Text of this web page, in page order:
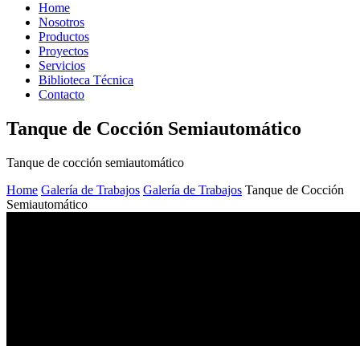
Home
Nosotros
Productos
Proyectos
Servicios
Biblioteca Técnica
Contacto
Tanque de Cocción Semiautomático
Tanque de cocción semiautomático
Home Galería de Trabajos Galería de Trabajos Tanque de Cocción
Semiautomático